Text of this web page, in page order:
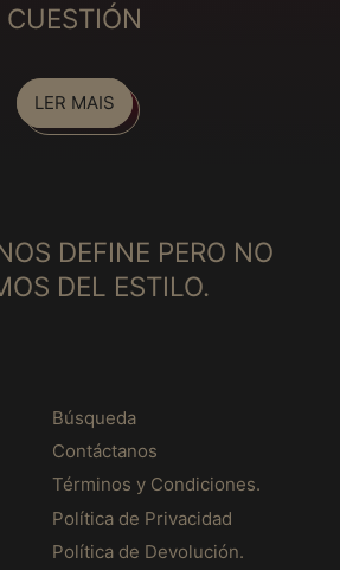
CUESTIÓN
LER MAIS
DEFINE PERO NO
DEL ESTILO.
Búsqueda
Contáctanos
Términos y Condiciones.
Política de Privacidad
Política de Devolución.